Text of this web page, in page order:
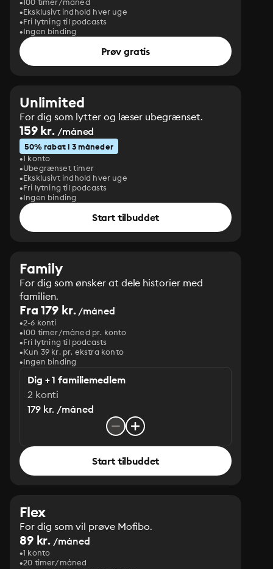
Eksklusivt indhold hver uge
Fri lytning til podcasts
Ingen binding
Prøv gratis
Unlimited
For dig som lytter og læser ubegrænset.
159 kr. /måned
50% rabat i 3 måneder
1 konto
Ubegrænset timer
Eksklusivt indhold hver uge
Fri lytning til podcasts
Ingen binding
Start tilbuddet
Family
For dig som ønsker at dele historier med
familien.
Fra 179 kr./måned
2-6 konti
100 timer/måned pr. konto
Fri lytning til podcasts
Kun 39 kr. pr. ekstra konto
Ingen binding
Dig + 1 familiemedlem
2 konti
179 kr. /måned
Start tilbuddet
Flex
For dig som vil prøve Mofibo.
89 kr. /måned
1 konto
20 timer/måned